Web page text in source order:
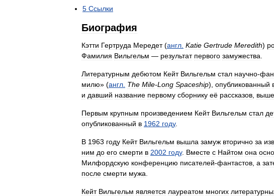
5 Ссылки
Биография
Кэтти Гертруда Мередет(англ Katie Gertrude Meredith)
Фамилия Вильгельм — результат первого замужества
Литературным дебютом Кейт Вильгельм стал научно-
милю» (англ The Mile-Long Spaceship), опубликованный
и давший название первому сборнику её рассказов
Первым крупным произведением Кейт Вильгельм стал
опубликованный в 1962 году.
В 1963 году Кейт Вильгельм вышла замуж вторично за
ним до его смерти в 2002 году. Вместе с Найтом она
Милфордскую конференцию писателей-фантастов а
после смерти мужа
Кейт Вильгельм является лауреатом многих